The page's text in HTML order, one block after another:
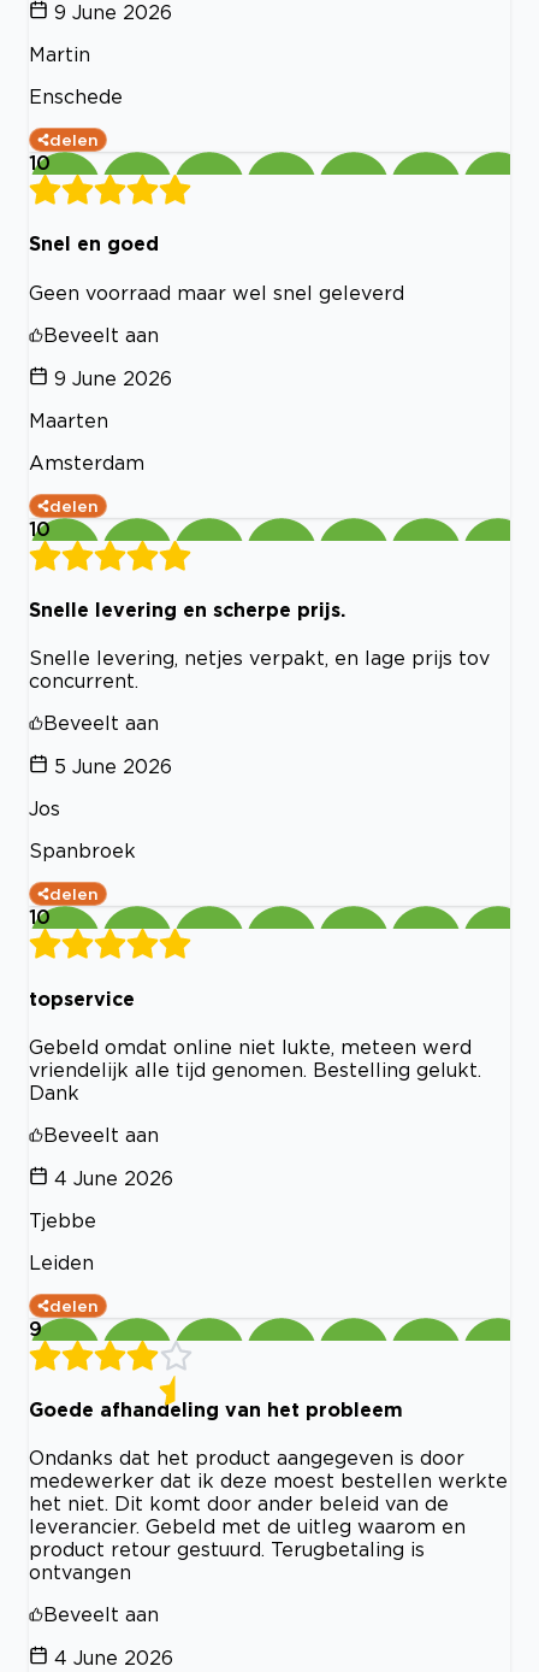
9 June 2026
Martin
Enschede
delen
10
Snel en goed
Geen voorraad maar wel snel geleverd
Beveelt aan
9 June 2026
Maarten
Amsterdam
delen
10
Snelle levering en scherpe prijs.
Snelle levering, netjes verpakt, en lage prijs tov
concurrent.
Beveelt aan
5 June 2026
Jos
Spanbroek
delen
10
topservice
Gebeld omdat online niet lukte, meteen werd
vriendelijk alle tijd genomen. Bestelling gelukt.
Dank
Beveelt aan
4 June 2026
Tjebbe
Leiden
delen
9
Goede afhandeling van het probleem
Ondanks dat het product aangegeven is door
medewerker dat ik deze moest bestellen werkte
het niet. Dit komt door ander beleid van de
leverancier. Gebeld met de uitleg waarom en
product retour gestuurd. Terugbetaling is
ontvangen
Beveelt aan
4 June 2026